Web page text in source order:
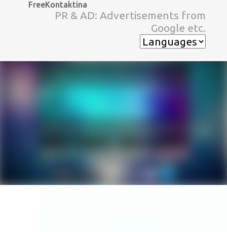
スキップしてメイン コンテンツに移動
FreeKontaktina
PR & AD: Advertisements from
Google etc.